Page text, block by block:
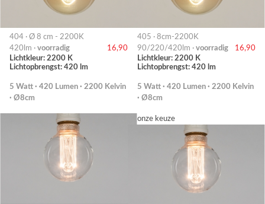
404 · Ø 8 cm - 2200K
420lm · voorradig
16,90
Lichtkleur: 2200 K
Lichtopbrengst: 420 lm
5 Watt · 420 Lumen · 2200 Kelvin
· Ø8cm
405 · 8cm-2200K
90/220/420lm · voorradig
16,90
Lichtkleur: 2200 K
Lichtopbrengst: 420 lm
5 Watt · 420 Lumen · 2200 Kelvin
· Ø8cm
onze keuze